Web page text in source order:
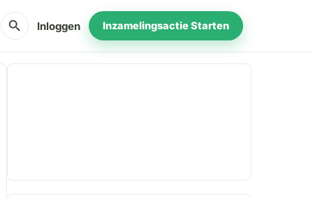
search Inloggen Inzamelingsactie Starten